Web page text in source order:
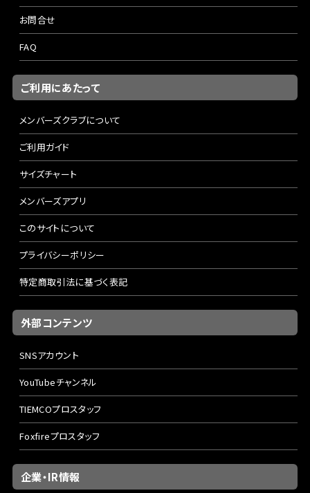
お問合せ
FAQ
ご利用にあたって
メンバーズクラブについて
ご利用ガイド
サイズチャート
メンバーズアプリ
このサイトについて
プライバシーポリシー
特定商取引法に基づく表記
外部コンテンツ
SNSアカウント
YouTubeチャンネル
TIEMCOプロスタッフ
Foxfireプロスタッフ
企業・IR情報